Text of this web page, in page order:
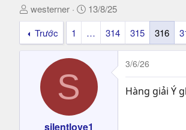
T
h
e
westerner
N
g
à
y
ử
13/8/25
Trước
1 … 314 315 316
S
silentlove1
3/6/26
Hàng giải Ý